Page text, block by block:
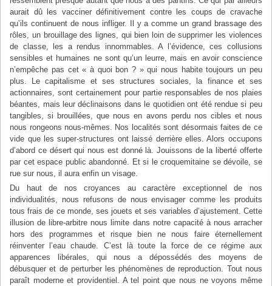
aurait dû les vacciner définitivement contre les coups de cravache
qu’ils continuent de nous infliger. Il y a comme un grand brassage des
rôles, un brouillage des lignes, qui bien loin de supprimer les violences
de classe, les a rendus innommables. A l’évidence, ces collusions
sensibles et humaines ne sont qu’un leurre, mais en avoir conscience
n’empêche pas cet « à quoi bon ? » qui nous habite toujours un peu
plus. Le capitalisme et ses structures sociales, la finance et ses
actionnaires, sont certainement pour partie responsables de nos plaies
béantes, mais leur déclinaisons dans le quotidien ont été rendue si peu
tangibles, si brouillées, que nous en avons perdu nos cibles et nous
nous rongeons nous-mêmes. Nos localités sont désormais faites de ce
vide que les super-structures ont laissé derrière elles. Alors occupons
d’abord ce désert qui nous est donné là. Jouissons de la liberté offerte
par cet espace public abandonné. Et si le croquemitaine se dévoile, se
rue sur nous, il aura enfin un visage.
Du haut de nos croyances au caractère exceptionnel de nos
individualités, nous refusons de nous envisager comme les produits
tous frais de ce monde, ses jouets et ses variables d’ajustement. Cette
illusion de libre-arbitre nous limite dans notre capacité à nous arracher
hors des programmes et risque bien ne nous faire éternellement
réinventer l’eau chaude. C’est là toute la force de ce régime aux
apparences libérales, qui nous a dépossédés des moyens de
débusquer et de perturber les phénomènes de reproduction. Tout nous
paraît moderne et providentiel. A tel point que nous ne voyons même